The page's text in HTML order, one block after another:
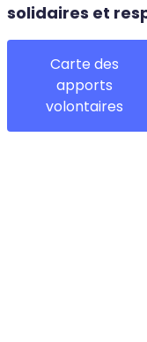
solidaires et
Carte des
apports
volontaires